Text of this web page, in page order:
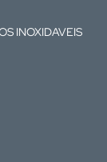
INOXIDAVEIS